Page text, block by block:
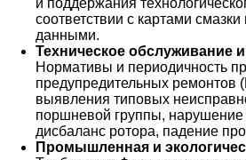
и поддержания
соответствии с картами
данными.
Техническое обслуживание
Нормативы и периодичность
предупредительных
выявления типовых
поршневой группы, нарушение
дисбаланс ротора, падение
Промышленная и